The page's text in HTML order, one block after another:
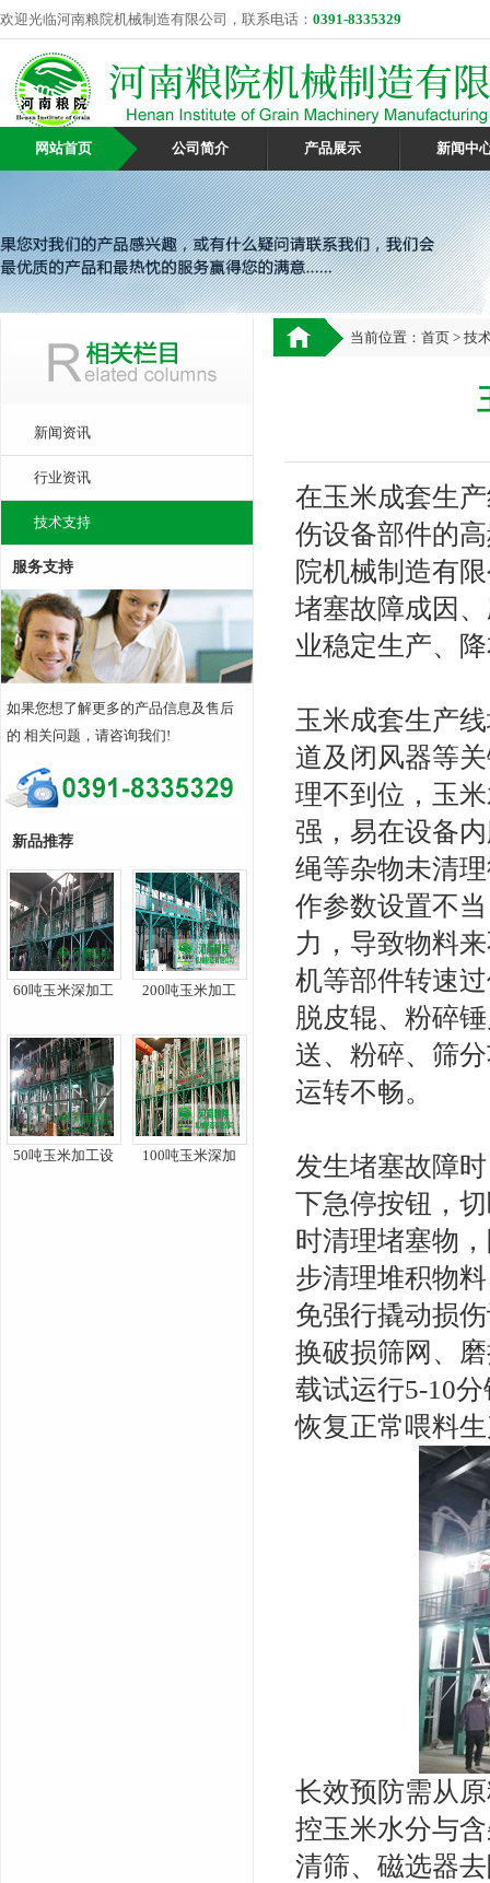
欢迎光临河南粮院机械制造有限公司，联系电话： 0391-8335329
网站首页 公司简介 产品展示 新闻中
新闻资讯
行业资讯
技术支持
服务支持
如果您想了解更多的产品信息及售后
的 相关问题，请咨询我们!
新品推荐
60吨玉米深加工 200吨玉米加工
50吨玉米加工设 100吨玉米深加
当前位置： 首页 > 技
在玉米成套生
伤设备部件的
院机械制造有
堵塞故障成因
业稳定生产、
玉米成套生产
道及闭风器等
理不到位，玉
强，易在设备
绳等杂物未清
作参数设置不
力，导致物料
机等部件转速
脱皮辊、粉碎
送、粉碎、筛
运转不畅。
发生堵塞故障
下急停按钮，
时清理堵塞物
步清理堆积物
免强行撬动损
换破损筛网、
载试运行5-10
恢复正常喂料
长效预防需从
控玉米水分与
清筛、磁选器